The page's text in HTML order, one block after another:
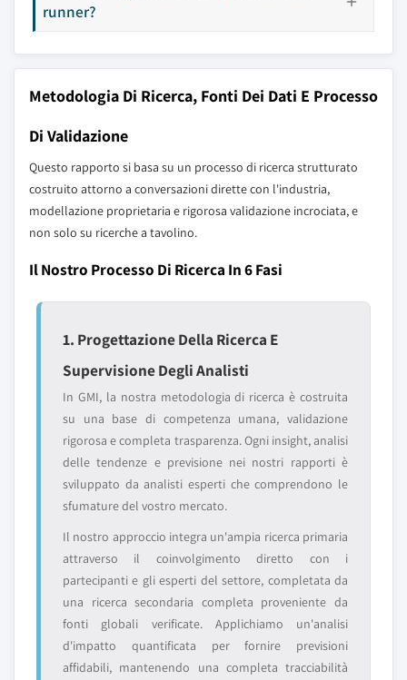
runner?
Metodologia Di Ricerca, Fonti Dei Dati E Processo
Di Validazione
Questo rapporto si basa su un processo di ricerca strutturato
costruito attorno a conversazioni dirette con l'industria,
modellazione proprietaria e rigorosa validazione incrociata, e
non solo su ricerche a tavolino.
Il Nostro Processo Di Ricerca In 6 Fasi
1. Progettazione Della Ricerca E
Supervisione Degli Analisti
In GMI, la nostra metodologia di ricerca è costruita
su una base di competenza umana, validazione
rigorosa e completa trasparenza. Ogni insight, analisi
delle tendenze e previsione nei nostri rapporti è
sviluppato da analisti esperti che comprendono le
sfumature del vostro mercato.
Il nostro approccio integra un'ampia ricerca primaria
attraverso il coinvolgimento diretto con i
partecipanti e gli esperti del settore, completata da
una ricerca secondaria completa proveniente da
fonti globali verificate. Applichiamo un'analisi
d'impatto quantificata per fornire previsioni
affidabili, mantenendo una completa tracciabilità